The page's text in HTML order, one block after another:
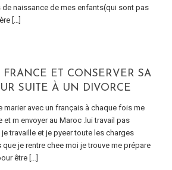
naissance de mes enfants(qui sont pas
[…]
FRANCE ET CONSERVER SA
SUITE À UN DIVORCE
marier avec un français à chaque fois me
m envoyer au Maroc .lui travail pas
travaille et je pyeer toute les charges
que je rentre chee moi je trouve me prépare
être […]